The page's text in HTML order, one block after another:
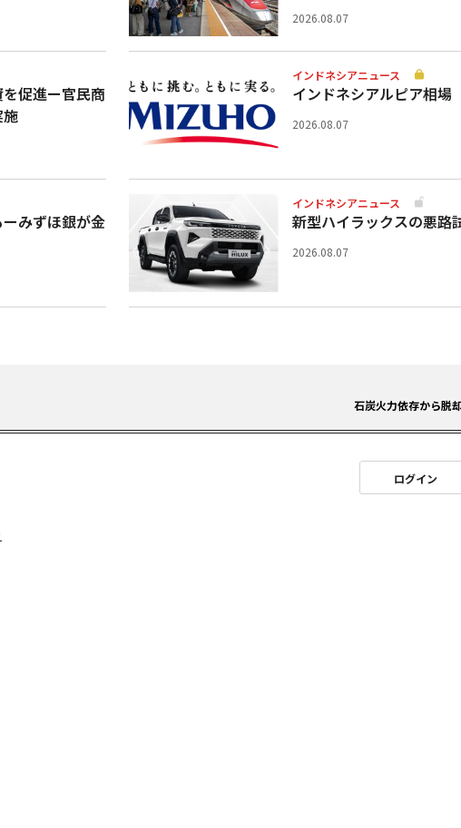
2026.08.07
促進ー官民商
インドネシアニュース
インドネシアルピア相場
2026.08.07
みずほ銀が金
インドネシアニュース
新型ハイラックスの悪路
2026.08.07
いつでも専門家派遣」 石炭火力依存から脱却
ログイン